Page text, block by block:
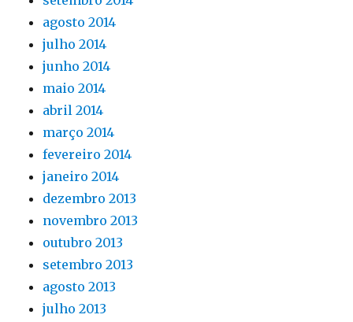
agosto 2014
julho 2014
junho 2014
maio 2014
abril 2014
março 2014
fevereiro 2014
janeiro 2014
dezembro 2013
novembro 2013
outubro 2013
setembro 2013
agosto 2013
julho 2013